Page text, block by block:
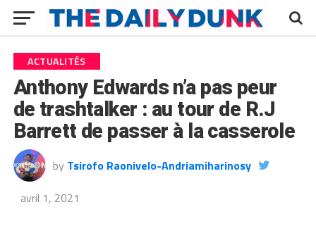
ACTUALITÉS
Anthony Edwards n’a pas peur
de trashtalker : au tour de R.J
Barrett de passer à la casserole
by Tsirofo Raonivelo-Andriamiharinosy
avril 1, 2021